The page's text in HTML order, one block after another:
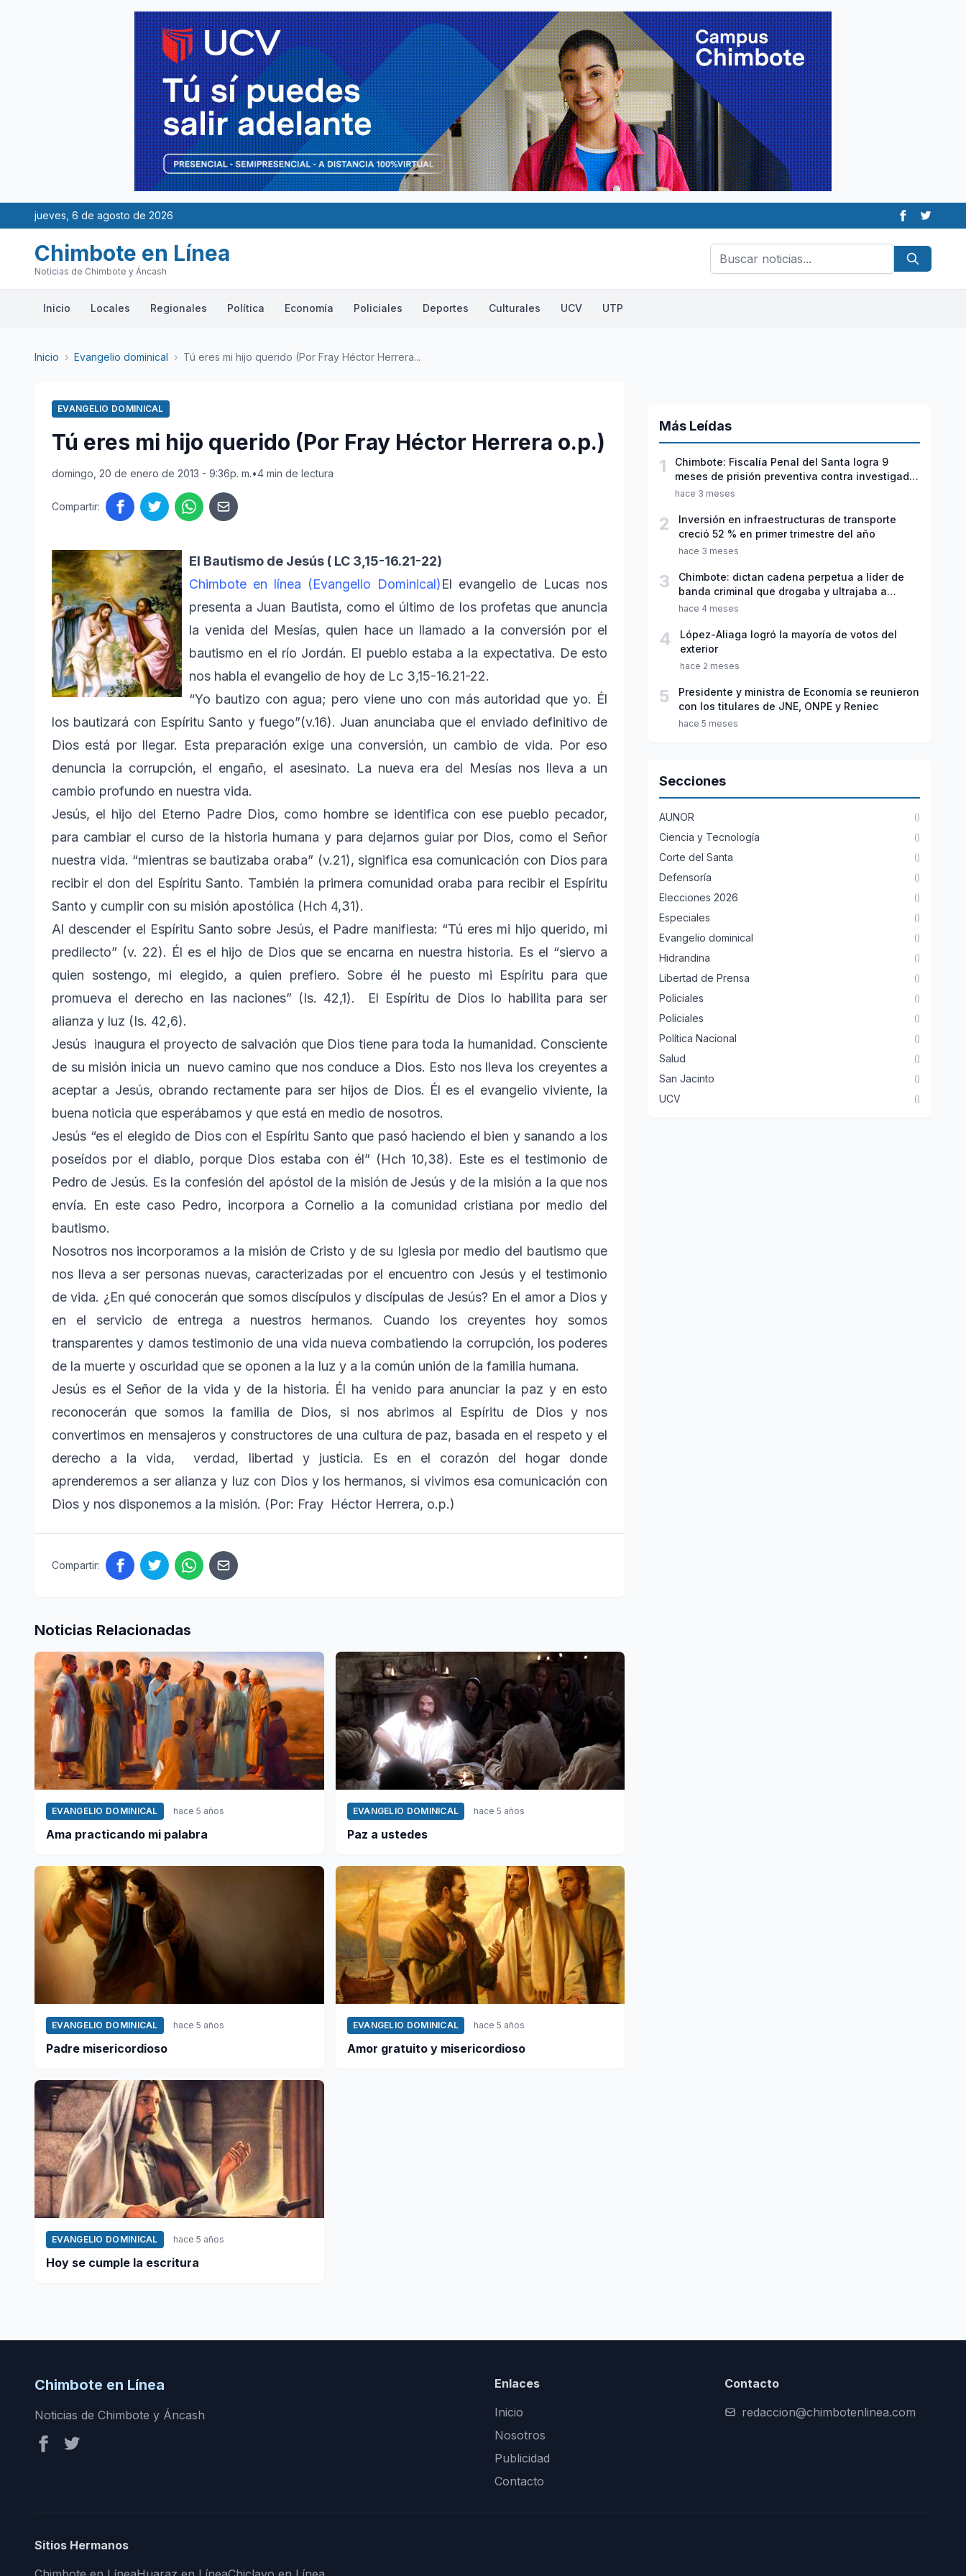
jueves, 6 de agosto de 2026
Chimbote en Línea
Noticias de Chimbote y Áncash
Inicio Locales Regionales Política Economía Policiales Deportes Culturales UCV UTP
Inicio › Evangelio dominical › Tú eres mi hijo querido (Por Fray Héctor Herrera...
EVANGELIO DOMINICAL
Tú eres mi hijo querido (Por Fray Héctor Herrera o.p.)
domingo, 20 de enero de 2013 - 9:36p. m.•4 min de lectura
Compartir:
El Bautismo de Jesús ( LC 3,15-16.21-22)
Chimbote en línea (Evangelio Dominical)El evangelio de Lucas nos
presenta a Juan Bautista, como el último de los profetas que anuncia
la venida del Mesías, quien hace un llamado a la conversión por el
bautismo en el río Jordán. El pueblo estaba a la expectativa. De esto
nos habla el evangelio de hoy de Lc 3,15-16.21-22.
“Yo bautizo con agua; pero viene uno con más autoridad que yo. Él
los bautizará con Espíritu Santo y fuego”(v.16). Juan anunciaba que el enviado definitivo de
Dios está por llegar. Esta preparación exige una conversión, un cambio de vida. Por eso
denuncia la corrupción, el engaño, el asesinato. La nueva era del Mesías nos lleva a un
cambio profundo en nuestra vida.
Jesús, el hijo del Eterno Padre Dios, como hombre se identifica con ese pueblo pecador,
para cambiar el curso de la historia humana y para dejarnos guiar por Dios, como el Señor
nuestra vida. “mientras se bautizaba oraba” (v.21), significa esa comunicación con Dios para
recibir el don del Espíritu Santo. También la primera comunidad oraba para recibir el Espíritu
Santo y cumplir con su misión apostólica (Hch 4,31).
Al descender el Espíritu Santo sobre Jesús, el Padre manifiesta: “Tú eres mi hijo querido, mi
predilecto” (v. 22). Él es el hijo de Dios que se encarna en nuestra historia. Es el “siervo a
quien sostengo, mi elegido, a quien prefiero. Sobre él he puesto mi Espíritu para que
promueva el derecho en las naciones” (Is. 42,1). El Espíritu de Dios lo habilita para ser
alianza y luz (Is. 42,6).
Jesús inaugura el proyecto de salvación que Dios tiene para toda la humanidad. Consciente
de su misión inicia un nuevo camino que nos conduce a Dios. Esto nos lleva los creyentes a
aceptar a Jesús, obrando rectamente para ser hijos de Dios. Él es el evangelio viviente, la
buena noticia que esperábamos y que está en medio de nosotros.
Jesús “es el elegido de Dios con el Espíritu Santo que pasó haciendo el bien y sanando a los
poseídos por el diablo, porque Dios estaba con él” (Hch 10,38). Este es el testimonio de
Pedro de Jesús. Es la confesión del apóstol de la misión de Jesús y de la misión a la que nos
envía. En este caso Pedro, incorpora a Cornelio a la comunidad cristiana por medio del
bautismo.
Nosotros nos incorporamos a la misión de Cristo y de su Iglesia por medio del bautismo que
nos lleva a ser personas nuevas, caracterizadas por el encuentro con Jesús y el testimonio
de vida. ¿En qué conocerán que somos discípulos y discípulas de Jesús? En el amor a Dios y
en el servicio de entrega a nuestros hermanos. Cuando los creyentes hoy somos
transparentes y damos testimonio de una vida nueva combatiendo la corrupción, los poderes
de la muerte y oscuridad que se oponen a la luz y a la común unión de la familia humana.
Jesús es el Señor de la vida y de la historia. Él ha venido para anunciar la paz y en esto
reconocerán que somos la familia de Dios, si nos abrimos al Espíritu de Dios y nos
convertimos en mensajeros y constructores de una cultura de paz, basada en el respeto y el
derecho a la vida, verdad, libertad y justicia. Es en el corazón del hogar donde
aprenderemos a ser alianza y luz con Dios y los hermanos, si vivimos esa comunicación con
Dios y nos disponemos a la misión. (Por: Fray Héctor Herrera, o.p.)
Compartir:
Noticias Relacionadas
EVANGELIO DOMINICAL hace 5 años
Ama practicando mi palabra
EVANGELIO DOMINICAL hace 5 años
Paz a ustedes
EVANGELIO DOMINICAL hace 5 años
Padre misericordioso
EVANGELIO DOMINICAL hace 5 años
Amor gratuito y misericordioso
EVANGELIO DOMINICAL hace 5 años
Hoy se cumple la escritura
Más Leídas
1
Chimbote: Fiscalía Penal del Santa logra 9
meses de prisión preventiva contra investigado
por violación sexual y tentativa de feminicidio
hace 3 meses
2
Inversión en infraestructuras de transporte
creció 52 % en primer trimestre del año
hace 3 meses
3
Chimbote: dictan cadena perpetua a líder de
banda criminal que drogaba y ultrajaba a
jóvenes
hace 4 meses
4
López-Aliaga logró la mayoría de votos del
exterior
hace 2 meses
5
Presidente y ministra de Economía se reunieron
con los titulares de JNE, ONPE y Reniec
hace 5 meses
Secciones
AUNOR ()
Ciencia y Tecnología ()
Corte del Santa ()
Defensoría ()
Elecciones 2026 ()
Especiales ()
Evangelio dominical ()
Hidrandina ()
Libertad de Prensa ()
Policiales ()
Policiales ()
Política Nacional ()
Salud ()
San Jacinto ()
UCV ()
Chimbote en Línea
Noticias de Chimbote y Áncash
Enlaces
Inicio
Nosotros
Publicidad
Contacto
Contacto
redaccion@chimbotenlinea.com
Sitios Hermanos